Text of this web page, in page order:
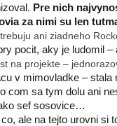
Pre nich
za nimi su len
ani ziadneho
pocit, aky je ludomil
na projekte –
v mimovladke –
com sa tym dolu ani
sef sosovice…
ale na tejto urovni si